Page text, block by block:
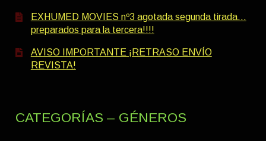
EXHUMED MOVIES nº3 agotada segunda tirada…
preparados para la tercera!!!!
AVISO IMPORTANTE ¡RETRASO ENVÍO
REVISTA!
CATEGORÍAS – GÉNEROS